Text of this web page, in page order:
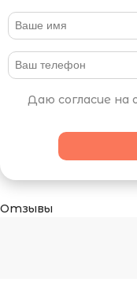
Даю согласие на
Отзывы